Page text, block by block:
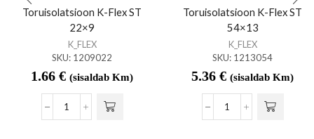
Toruisolatsioon K-Flex ST
22×9
K_FLEX
SKU: 1209022
1.66 € (sisaldab Km)
Toruisolatsioon K-Flex ST
54×13
K_FLEX
SKU: 1213054
5.36 € (sisaldab Km)